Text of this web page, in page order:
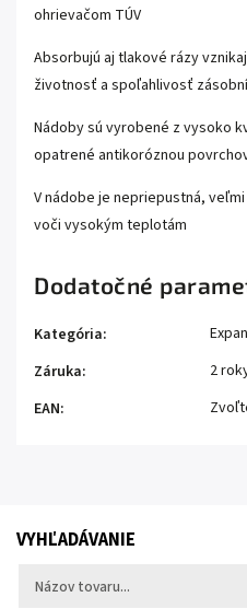
ohrievačom TÚV
Absorbujú aj tlakové rázy
životnosť a spoľahlivosť
Nádoby sú vyrobené z vysoko
opatrené antikoróznou
V nádobe je nepriepustná,
voči vysokým teplotám
Dodatočné
Kategória:
Záruka:
2
EAN:
VYHĽADÁVANIE